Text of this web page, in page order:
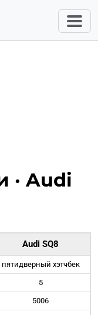
· Audi
Audi SQ8
пятидверный хэтчбек
5
5006